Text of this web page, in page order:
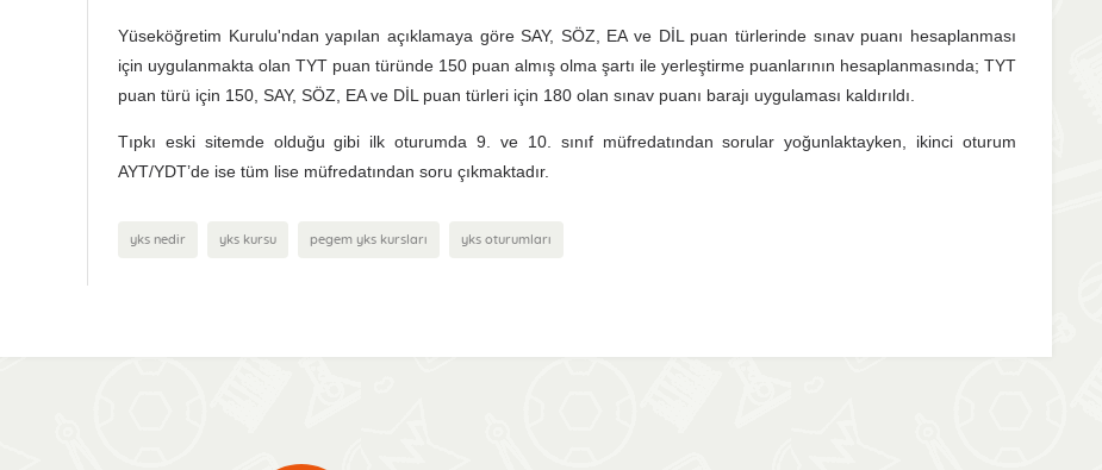
Yüseköğretim Kurulu'ndan yapılan açıklamaya göre SAY, SÖZ, EA ve DİL puan türlerinde sınav puanı hesaplanması
için uygulanmakta olan TYT puan türünde 150 puan almış olma şartı ile yerleştirme puanlarının hesaplanmasında; TYT
puan türü için 150, SAY, SÖZ, EA ve DİL puan türleri için 180 olan sınav puanı barajı uygulaması kaldırıldı.
Tıpkı eski sitemde olduğu gibi ilk oturumda 9. ve 10. sınıf müfredatından sorular yoğunlaktayken, ikinci oturum
AYT/YDT’de ise tüm lise müfredatından soru çıkmaktadır.
yks nedir yks kursu pegem yks kursları yks oturumları